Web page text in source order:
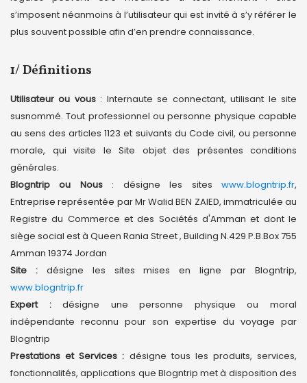
s’imposent néanmoins à l’utilisateur qui est invité à s’y référer le
plus souvent possible afin d’en prendre connaissance.
1/ Définitions
Utilisateur ou vous: Internaute se connectant, utilisant le site
susnommé. Tout professionnel ou personne physique capable
au sens des articles 1123 et suivants du Code civil, ou personne
morale, qui visite le Site objet des présentes conditions
générales.
Blogntrip ou Nous: désigne les siteswww.blogntrip.fr,
Entreprise représentée par Mr Walid BEN ZAIED, immatriculée au
Registre du Commerce et des Sociétés d'Amman et dont le
siège social est à Queen Rania Street , Building N.429 P.B.Box 755
Amman 19374 Jordan
Site :désigne les sites mises en ligne par Blogntrip,
www.blogntrip.fr
Expert :désigne une personne physique ou moral
indépendante reconnu pour son expertise du voyage par
Blogntrip
Prestations et Services : désigne tous les produits, services,
fonctionnalités, applications que Blogntrip met à disposition des